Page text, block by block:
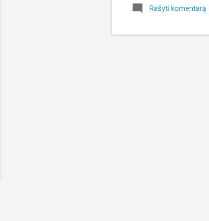
Rašyti komentarą